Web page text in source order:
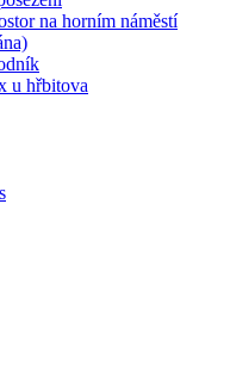
na horním náměstí
u hřbitova